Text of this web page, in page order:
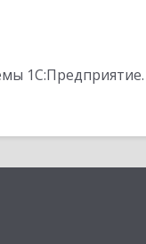
1С:Предприятие.